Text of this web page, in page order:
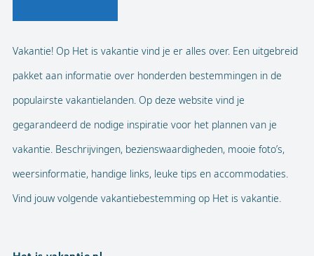
Vakantie! Op Het is vakantie vind je er alles over. Een uitgebreid
pakket aan informatie over honderden bestemmingen in de
populairste vakantielanden. Op deze website vind je
gegarandeerd de nodige inspiratie voor het plannen van je
vakantie. Beschrijvingen, bezienswaardigheden, mooie foto’s,
weersinformatie, handige links, leuke tips en accommodaties.
Vind jouw volgende vakantiebestemming op Het is vakantie.